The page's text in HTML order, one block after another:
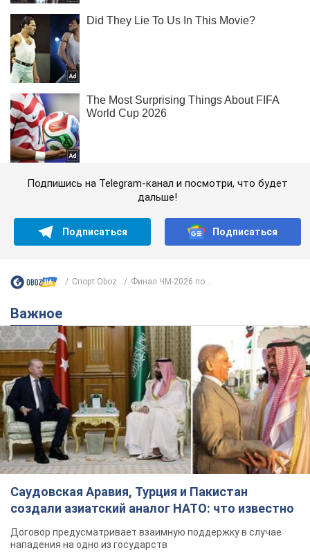
Подпишись на Telegram-канал и посмотри, что будет
дальше!
Подписаться Подписаться
Спорт Oboz Финал ЧМ-2026 по...
Важное
Саудовская Аравия, Турция и Пакистан
создали азиатский аналог НАТО: что известно
Договор предусматривает взаимную поддержку в случае
нападения на одно из государств